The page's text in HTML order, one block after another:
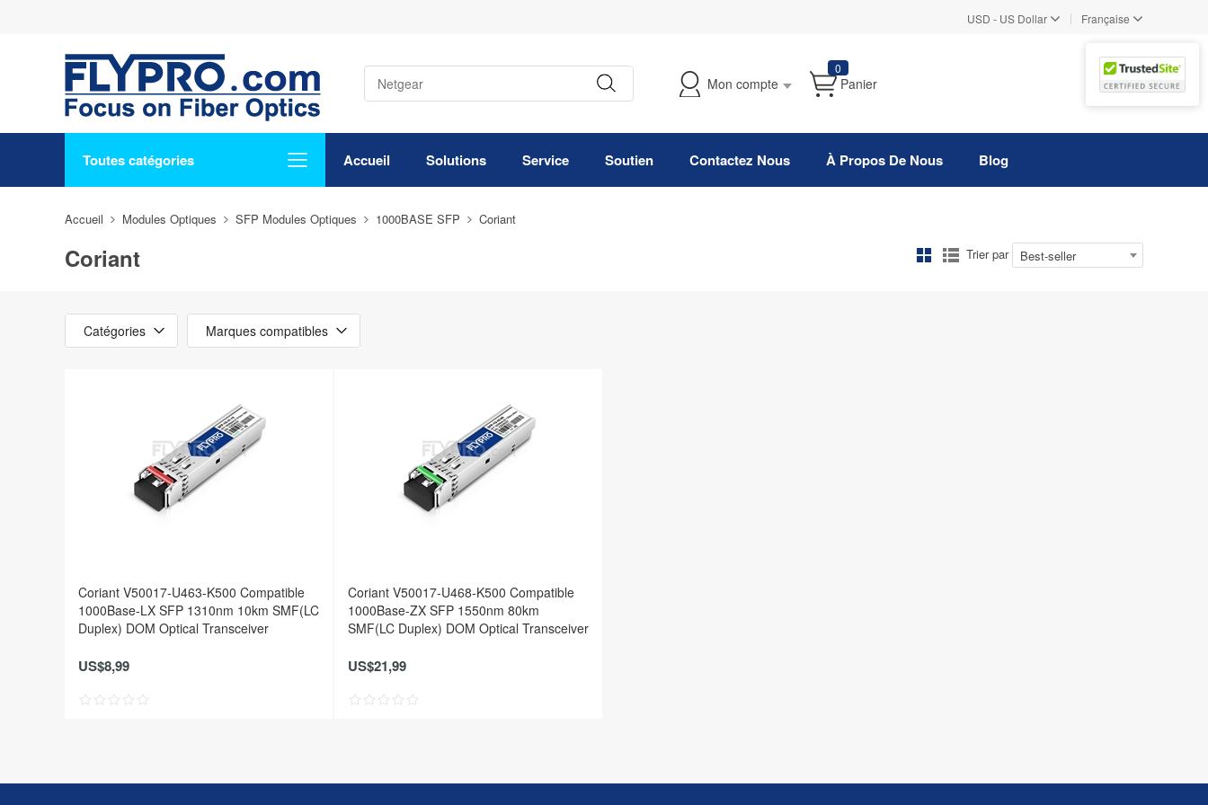
USD - US Dollar | Française
Mon compte
0
Panier
Toutes catégories Accueil Solutions Service Soutien Contactez Nous À Propos De Nous Blog
Accueil Modules Optiques SFP Modules Optiques 1000BASE SFP Coriant
Coriant Trier par Best-seller
Catégories Marques compatibles
Coriant V50017-U463-K500 Compatible
1000Base-LX SFP 1310nm 10km SMF(LC
Duplex) DOM Optical Transceiver
US$8,99
Coriant V50017-U468-K500 Compatible
1000Base-ZX SFP 1550nm 80km
SMF(LC Duplex) DOM Optical Transceiver
US$21,99